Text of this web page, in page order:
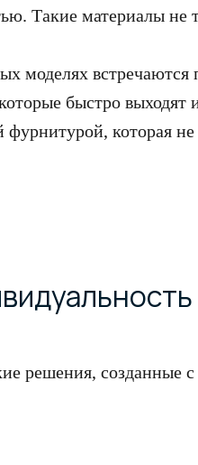
Такие материалы не
моделях встречаются
быстро выходят
фурнитурой, которая
решения, созданные